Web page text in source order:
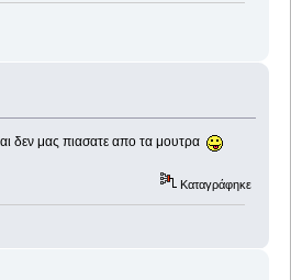
δεν μας πιασατε απο τα μουτρα
Καταγράφηκε